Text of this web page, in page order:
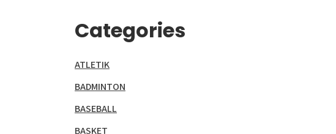
Categories
ATLETIK
BADMINTON
BASEBALL
BASKET